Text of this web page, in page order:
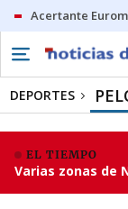
Acertante
DEPORTES
EL TIEMPO
Varias zonas de